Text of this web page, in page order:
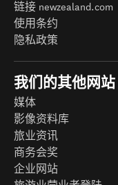
链接 newzealand.com
使用条约
隐私政策
我们的其他网站
媒体
影像资料库
旅业资讯
商务会奖
企业网站